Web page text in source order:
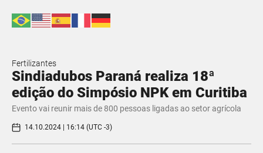
Fertilizantes
Sindiadubos Paraná realiza 18ª
edição do Simpósio NPK em Curitiba
Evento vai reunir mais de 800 pessoas ligadas ao setor agrícola
14.10.2024 | 16:14 (UTC -3)